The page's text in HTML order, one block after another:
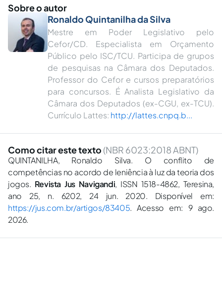
Sobre o autor
Ronaldo Quintanilha da Silva
Mestre em Poder Legislativo pelo
Cefor/CD. Especialista em Orçamento
Público pelo ISC/TCU. Participa de grupos
de pesquisas na Câmara dos Deputados.
Professor do Cefor e cursos preparatórios
para concursos. É Analista Legislativo da
Câmara dos Deputados (ex-CGU, ex-TCU).
Currículo Lattes: http://lattes.cnpq.b...
Como citar este texto (NBR 6023:2018 ABNT)
QUINTANILHA, Ronaldo Silva. O conflito de
competências no acordo de leniência à luz da teoria dos
jogos. Revista Jus Navigandi, ISSN 1518-4862, Teresina,
ano 25, n. 6202, 24 jun. 2020. Disponível em:
https://jus.com.br/artigos/83405. Acesso em: 9 ago.
2026.